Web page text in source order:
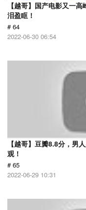
【越哥】国产电影又一
泪盈眶！
# 64
2022-06-30 06:54
【越哥】豆瓣8.8分，男
观！
# 65
2022-06-29 10:31